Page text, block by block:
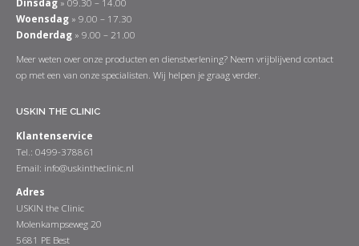
Woensdag » 9.00 – 17.30
Donderdag » 9.00 – 21.00
Meer weten over onze producten en dienstverlening? Neem vrijblijvend contact
op met een van onze specialisten. Wij helpen je graag verder.
USKIN THE CLINIC
Klantenservice
Tel.: 0499-378861
Email: info@uskintheclinic.nl
Adres
USKIN the Clinic
Molenkampseweg 20
5681 PE Best